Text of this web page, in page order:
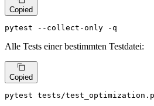
Copied
pytest --collect-only -q
Alle Tests einer bestimmten Testdatei:
Copied
pytest tests/